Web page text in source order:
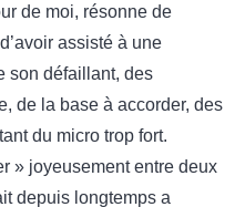
de moi, résonne de
assisté à une
son défaillant, des
de la base à accorder, des
du micro trop fort.
» joyeusement entre deux
depuis longtemps a